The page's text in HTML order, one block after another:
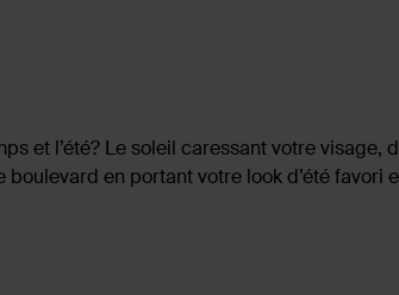
et l’été? Le soleil caressant votre visage,
en portant votre look d’été favori